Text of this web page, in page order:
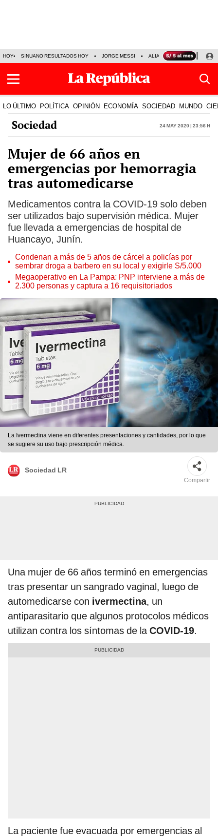
HOY SINUANO RESULTADOS HOY JORGE MESSI ALIANZA LIMA VS SPORT
LO ÚLTIMO POLÍTICA OPINIÓN ECONOMÍA SOCIEDAD MUNDO
Sociedad 24 May 2020 | 23:56 h
Mujer de 66 años en
emergencias por hemorragia
tras automedicarse
Medicamentos contra la COVID-19 solo deben
ser utilizados bajo supervisión médica. Mujer
fue llevada a emergencias de hospital de
Huancayo, Junín.
Condenan a más de 5 años de cárcel a policías por
sembrar droga a barbero en su local y exigirle S/5.000
Megaoperativo en La Pampa: PNP interviene a más de
2.300 personas y captura a 16 requisitoriados
La Ivermectina viene en diferentes presentaciones y cantidades, por lo que
se sugiere su uso bajo prescripción médica.
Sociedad LR
Compartir
Una mujer de 66 años terminó en emergencias
tras presentar un sangrado vaginal, luego de
automedicarse con ivermectina, un
antiparasitario que algunos protocolos médicos
utilizan contra los síntomas de laCOVID-19.
La paciente fue evacuada por emergencias al